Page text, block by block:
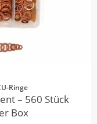
Ringe
– 560 Stück
Box